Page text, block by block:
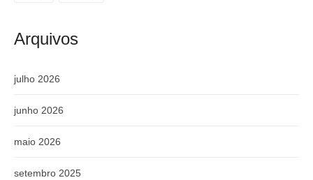
Arquivos
julho 2026
junho 2026
maio 2026
setembro 2025